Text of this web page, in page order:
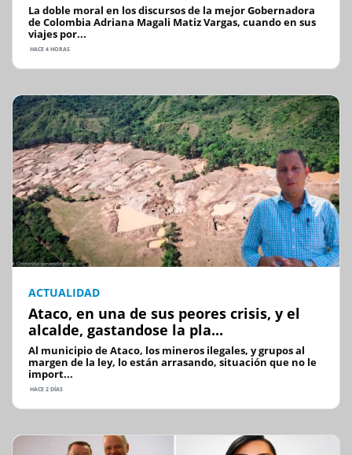
La doble moral en los discursos de la mejor Gobernadora
de Colombia Adriana Magali Matiz Vargas, cuando en sus
viajes por...
HACE 4 HORAS
ACTUALIDAD
Ataco, en una de sus peores crisis, y el
alcalde, gastandose la pla...
Al municipio de Ataco, los mineros ilegales, y grupos al
margen de la ley, lo están arrasando, situación que no le
import...
HACE 2 DÍAS